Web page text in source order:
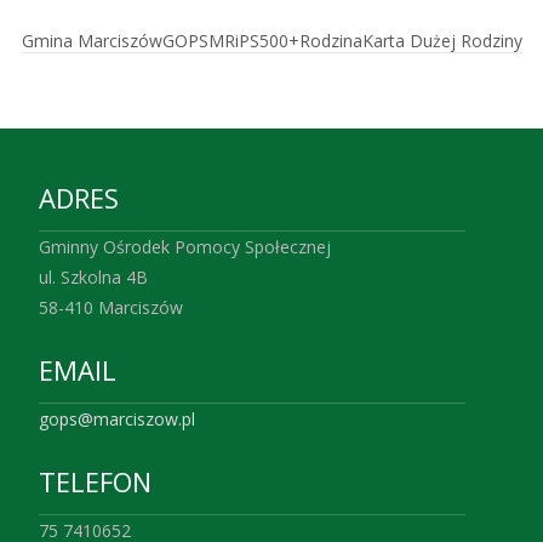
Gmina MarciszówGOPSMRiPS500+RodzinaKarta Dużej Rodziny
ADRES
Gminny Ośrodek Pomocy Społecznej
ul. Szkolna 4B
58-410 Marciszów
EMAIL
gops@marciszow.pl
TELEFON
75 7410652